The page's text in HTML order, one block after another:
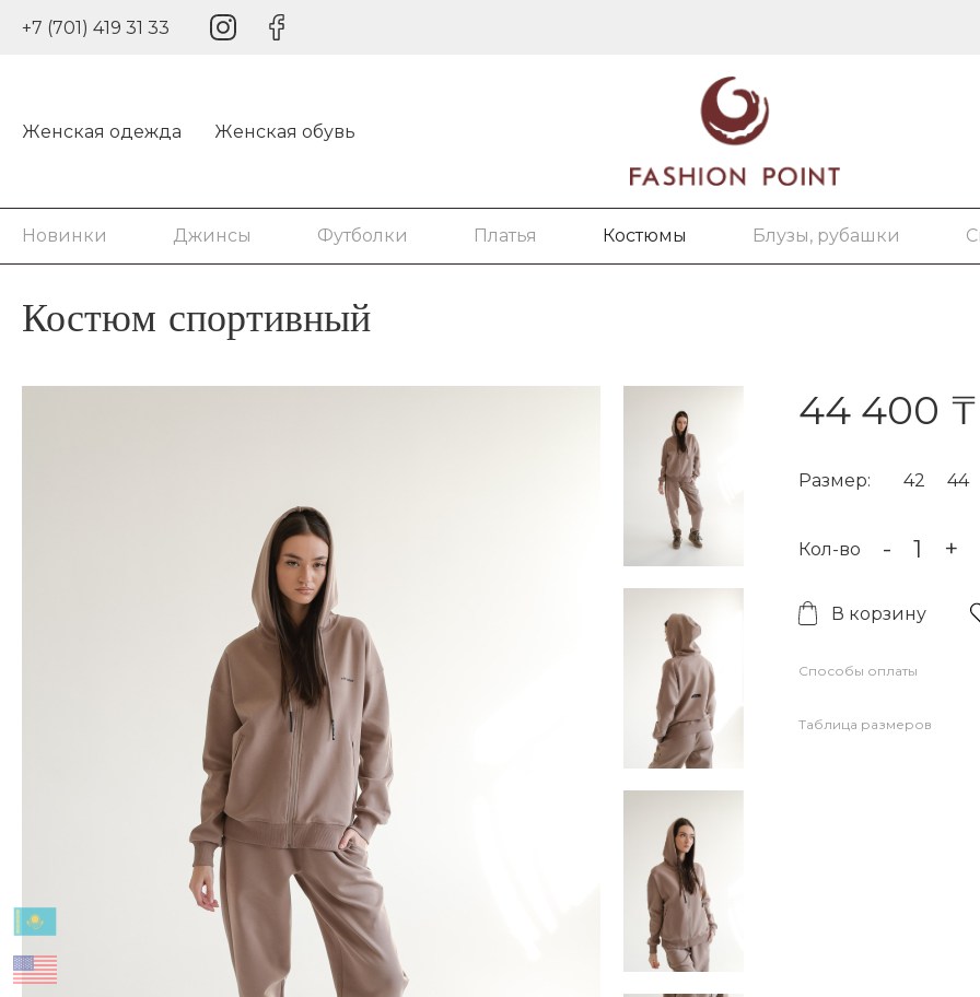
+7 (701) 419 31 33
Женская одежда Женская обувь
Новинки Джинсы Футболки Платья Костюмы Блузы, рубашки
Костюм спортивный
44 400 ₸
Размер: 42 44
Кол-во - +
В корзину
Способы оплаты
Таблица размеров